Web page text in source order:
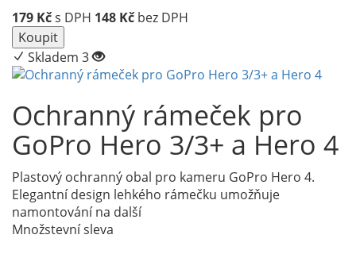
179 Kčs DPH 148 Kč bez DPH
Koupit
Skladem 3
Ochranný rámeček pro
GoPro Hero 3/3+ a Hero 4
Plastový ochranný obal pro kameru GoPro Hero 4.
Elegantní design lehkého rámečku umožňuje
namontování na další
Množstevní sleva